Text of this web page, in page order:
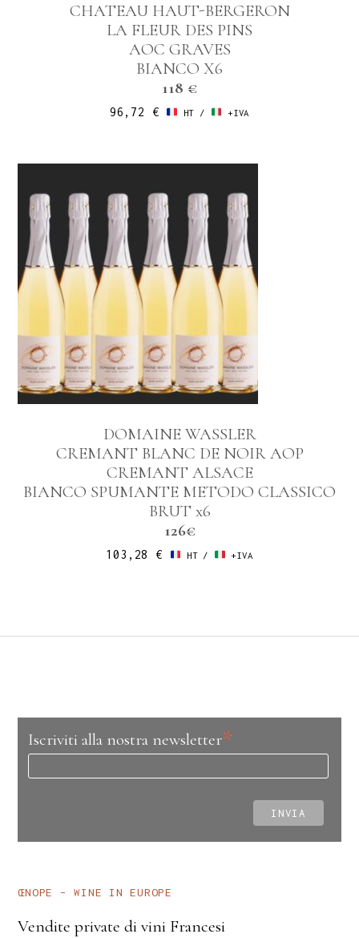
CHATEAU HAUT-BERGERON
LA FLEUR DES PINS
AOC GRAVES
BIANCO X6
118 €
96,72 € HT / +IVA
DOMAINE WASSLER
CREMANT BLANC DE NOIR AOP
CREMANT ALSACE
BIANCO SPUMANTE METODO CLASSICO
BRUT x6
126€
103,28 € HT / +IVA
Iscriviti alla nostra newsletter*
ŒNOPE – WINE IN EUROPE
Vendite private di vini Francesi